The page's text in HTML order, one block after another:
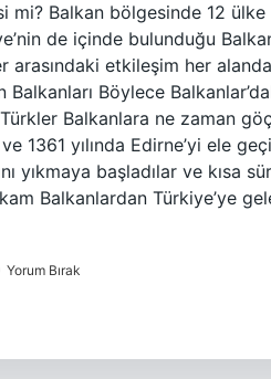
mi? Balkan bölgesinde 12
de içinde bulunduğu
arasındaki etkileşim her
Balkanları Böylece
Balkanlara ne zaman
ve 1361 yılında Edirne’yi ele
yıkmaya başladılar ve kısa
Balkanlardan Türkiye’ye
Yorum Bırak